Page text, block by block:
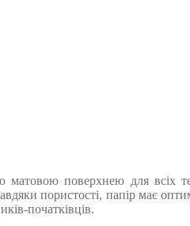
поверхнею для всіх
пористості, папір має
початківців.